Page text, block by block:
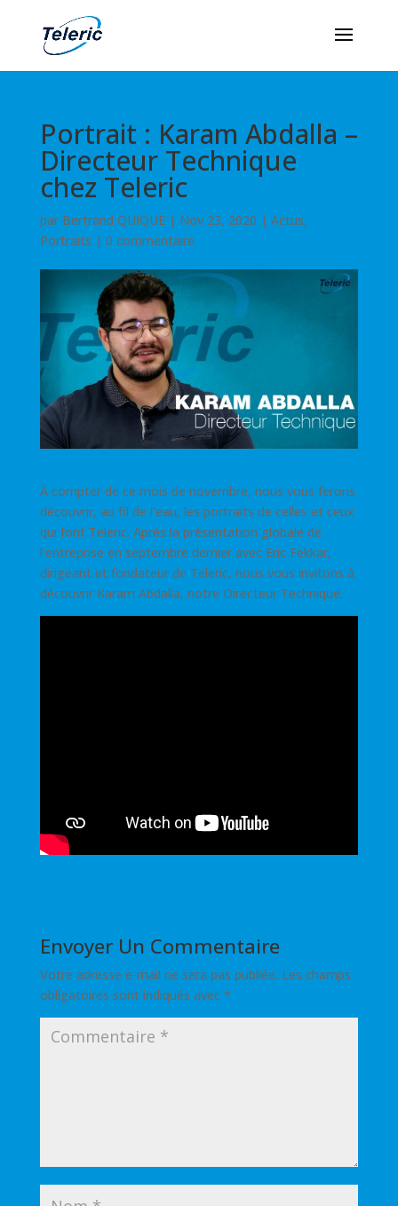
Portrait : Karam Abdalla –
Directeur Technique
chez Teleric
par Bertrand QUIQUE| Nov 23, 2020 | Actus,
Portraits | 0 commentaire
À compter de ce mois de novembre, nous vous ferons
découvrir, au fil de l'eau, les portraits de celles et ceux
qui font Teleric. Après la présentation globale de
l'entreprise en septembre dernier avec Eric Fekkar,
dirigeant et fondateur de Teleric, nous vous invitons à
découvrir Karam Abdalla, notre Directeur Technique.
Envoyer Un Commentaire
Votre adresse e-mail ne sera pas publiée. Les champs
obligatoires sont indiqués avec *